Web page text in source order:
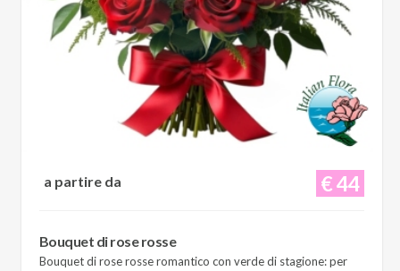
€ 44
a partire da
Bouquet di rose rosse
Bouquet di rose rosse romantico con verde di stagione: per